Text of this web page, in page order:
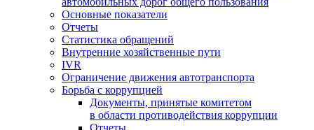
Основные показатели
Отчеты
Статистика обращений
Внутренние хозяйственные пути
IVR
Ограничение движения автотранспорта
Борьба с коррупцией
Документы, принятые комитетом
в области противодействия коррупции
Отчеты